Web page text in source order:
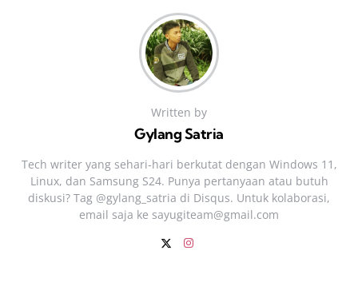
Written by
Gylang Satria
Tech writer yang sehari‑hari berkutat dengan Windows 11,
Linux, dan Samsung S24. Punya pertanyaan atau butuh
diskusi? Tag @gylang_satria di Disqus. Untuk kolaborasi,
email saja ke sayugiteam@gmail.com